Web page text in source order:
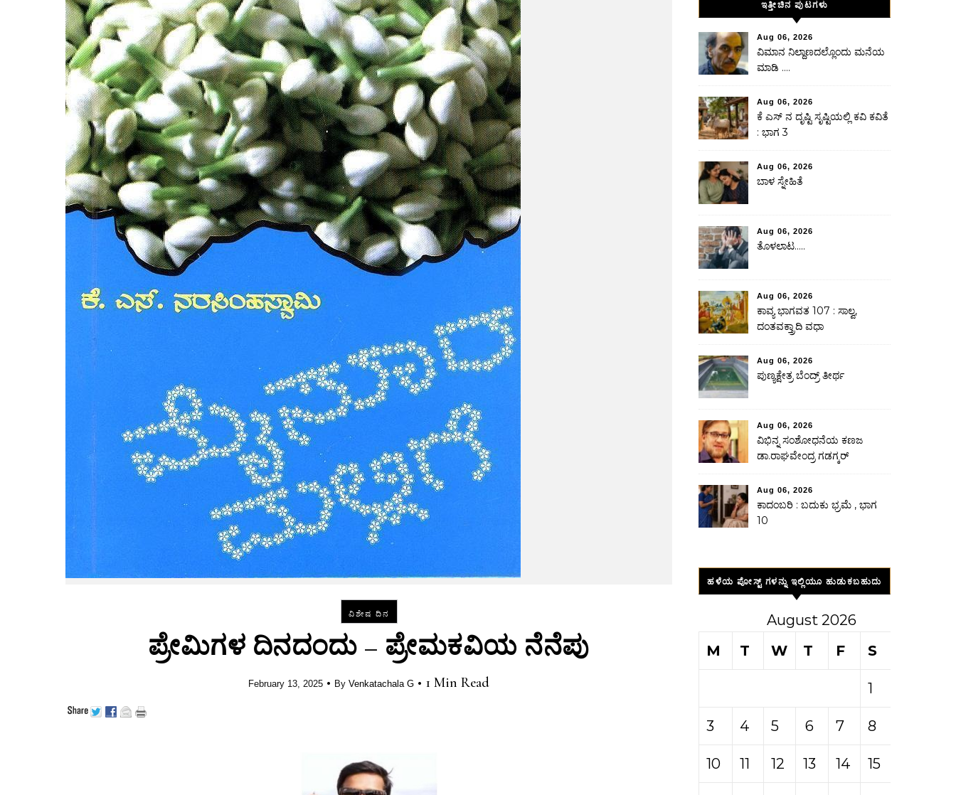
ವಿಶೇಷ ದಿನ
ಪ್ರೇಮಿಗಳ ದಿನದಂದು – ಪ್ರೇಮಕವಿಯ ನೆನೆಪು
February 13, 2025 • By Venkatachala G • 1 Min Read
ಇತ್ತೀಚಿನ ಪುಟಗಳು
Aug 06, 2026
ವಿಮಾನ ನಿಲ್ದಾಣದಲ್ಲೊಂದು ಮನೆಯ
ಮಾಡಿ ….
Aug 06, 2026
ಕೆ ಎಸ್ ನ ದೃಷ್ಟಿ ಸೃಷ್ಟಿಯಲ್ಲಿ ಕವಿ ಕವಿತೆ
: ಭಾಗ 3
Aug 06, 2026
ಬಾಳ ಸ್ನೇಹಿತೆ
Aug 06, 2026
ತೊಳಲಾಟ…..
Aug 06, 2026
ಕಾವ್ಯ ಭಾಗವತ 107 : ಸಾಲ್ವ,
ದಂತವಕ್ತ್ರಾದಿ ವಧಾ
Aug 06, 2026
ಪುಣ್ಯಕ್ಷೇತ್ರ ಬೆಂದ್ರ್ ತೀರ್ಥ
Aug 06, 2026
ವಿಭಿನ್ನ ಸಂಶೋಧನೆಯ ಕಣಜ
ಡಾ.ರಾಘವೇಂದ್ರ ಗಡಗ್ಕರ್
Aug 06, 2026
ಕಾದಂಬರಿ : ಬದುಕು ಭ್ರಮೆ , ಭಾಗ
10
ಹಳೆಯ ಪೋಸ್ಟ್ ಗಳನ್ನು ಇಲ್ಲಿಯೂ ಹುಡುಕಬಹುದು
August 2026
M
T W T F S
1
3 4 5 6 7 8
10 11 12 13 14 15